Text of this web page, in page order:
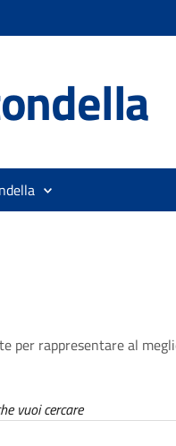
per rappresentare al
vuoi cercare